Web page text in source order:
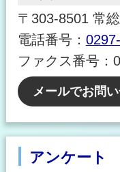
〒303-8501 常
電話番号：
ファクス番号：
メールでお問
アンケート